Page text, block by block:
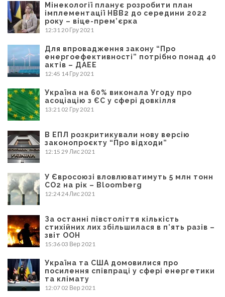
Мінекології планує розробити план
імплементації НВВ2 до середини 2022
року – віце-прем’єрка
12:31 20 Гру 2021
Для впровадження закону “Про
енергоефективності” потрібно понад 40
актів – ДАЕЕ
12:45 14 Гру 2021
Україна на 60% виконала Угоду про
асоціацію з ЄС у сфері довкілля
13:21 02 Гру 2021
В ЕПЛ розкритикували нову версію
законопроєкту “Про відходи”
12:15 29 Лис 2021
У Євросоюзі вловлюватимуть 5 млн тонн
CO2 на рік – Bloomberg
12:24 24 Лис 2021
За останні півстоліття кількість
стихійних лих збільшилася в п’ять разів –
звіт ООН
15:36 03 Вер 2021
Україна та США домовилися про
посилення співпраці у сфері енергетики
та клімату
12:07 02 Вер 2021